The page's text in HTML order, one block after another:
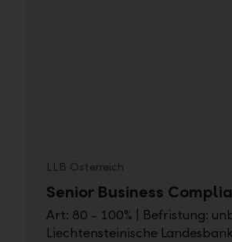
LLB Österreich
Senior Business
Art: 80 - 100% | Befristung:
Liechtensteinische